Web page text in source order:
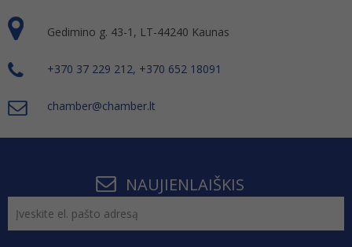
Gedimino g. 43-1, LT-44240 Kaunas
+370 37 229 212, +370 652 18091
chamber@chamber.lt
NAUJIENLAIŠKIS